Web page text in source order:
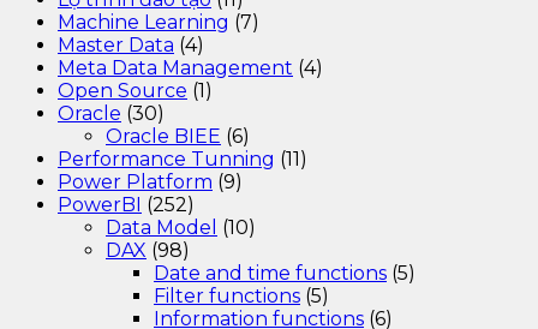
Machine Learning (7)
Master Data (4)
Meta Data Management (4)
Open Source (1)
Oracle (30)
Oracle BIEE (6)
Performance Tunning (11)
Power Platform (9)
PowerBI (252)
Data Model (10)
DAX (98)
Date and time functions (5)
Filter functions (5)
Information functions (6)